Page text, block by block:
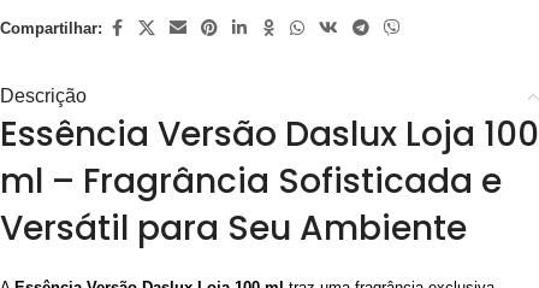
Compartilhar:
Descrição
Essência Versão Daslux Loja 100
ml – Fragrância Sofisticada e
Versátil para Seu Ambiente